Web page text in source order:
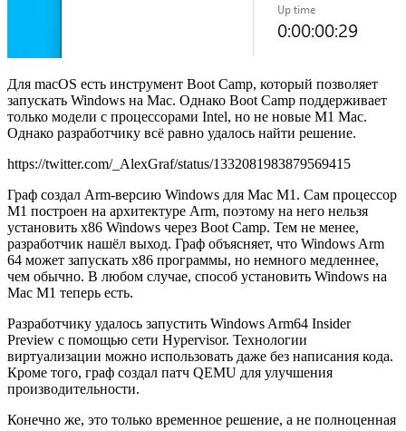
Для macOS есть инструмент Boot Camp, который позволяет
запускать Windows на Mac. Однако Boot Camp поддерживает
только модели с процессорами Intel, но не новые M1 Mac.
Однако разработчику всё равно удалось найти решение.
https://twitter.com/_AlexGraf/status/1332081983879569415
Граф создал Arm-версию Windows для Mac M1. Сам процессор
M1 построен на архитектуре Arm, поэтому на него нельзя
установить x86 Windows через Boot Camp. Тем не менее,
разработчик нашёл выход. Граф объясняет, что Windows Arm
64 может запускать x86 программы, но немного медленнее,
чем обычно. В любом случае, способ установить Windows на
Mac M1 теперь есть.
Разработчику удалось запустить Windows Arm64 Insider
Preview с помощью сети Hypervisor. Технологии
виртуализации можно использовать даже без написания кода.
Кроме того, граф создал патч QEMU для улучшения
производительности.
Конечно же, это только временное решение, а не полноценная